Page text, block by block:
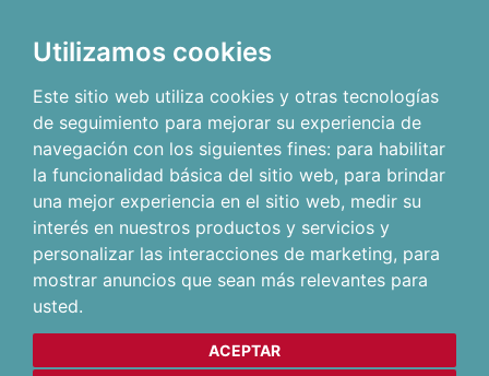
Utilizamos cookies
Este sitio web utiliza cookies y otras tecnologías
de seguimiento para mejorar su experiencia de
navegación con los siguientes fines: para habilitar
la funcionalidad básica del sitio web, para brindar
una mejor experiencia en el sitio web, medir su
interés en nuestros productos y servicios y
personalizar las interacciones de marketing, para
mostrar anuncios que sean más relevantes para
usted.
ACEPTAR